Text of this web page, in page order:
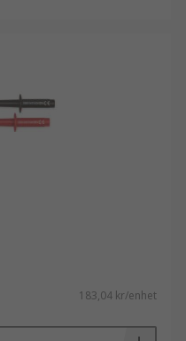
183,04 kr/enhet